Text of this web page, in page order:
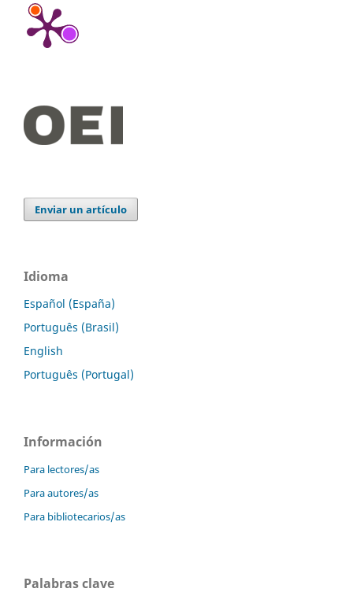
Enviar un artículo
Idioma
Español (España)
Português (Brasil)
English
Português (Portugal)
Información
Para lectores/as
Para autores/as
Para bibliotecarios/as
Palabras clave